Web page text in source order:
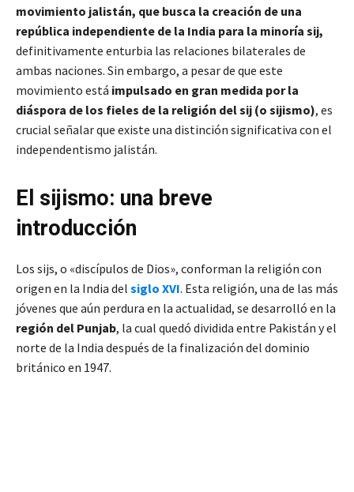
movimiento jalistán, que busca la creación de una
república independiente de la India para la minoría sij,
definitivamente enturbia las relaciones bilaterales de
ambas naciones. Sin embargo, a pesar de que este
movimiento está impulsado en gran medida por la
diáspora de los fieles de la religión del sij (o sijismo), es
crucial señalar que existe una distinción significativa con el
independentismo jalistán.
El sijismo: una breve
introducción
Los sijs, o «discípulos de Dios», conforman la religión con
origen en la India del siglo XVI. Esta religión, una de las más
jóvenes que aún perdura en la actualidad, se desarrolló en la
región del Punjab, la cual quedó dividida entre Pakistán y el
norte de la India después de la finalización del dominio
británico en 1947.